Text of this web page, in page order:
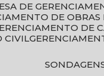
DE
DE
GERENCIAMENTO DE
CIVIL